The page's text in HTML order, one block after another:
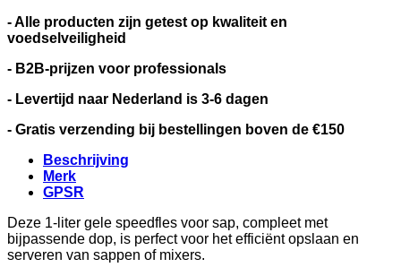
- Alle producten zijn getest op kwaliteit en
voedselveiligheid
- B2B-prijzen voor professionals
- Levertijd naar Nederland is 3-6 dagen
- Gratis verzending bij bestellingen boven de €150
Beschrijving
Merk
GPSR
Deze 1-liter gele speedfles voor sap, compleet met
bijpassende dop, is perfect voor het efficiënt opslaan en
serveren van sappen of mixers.